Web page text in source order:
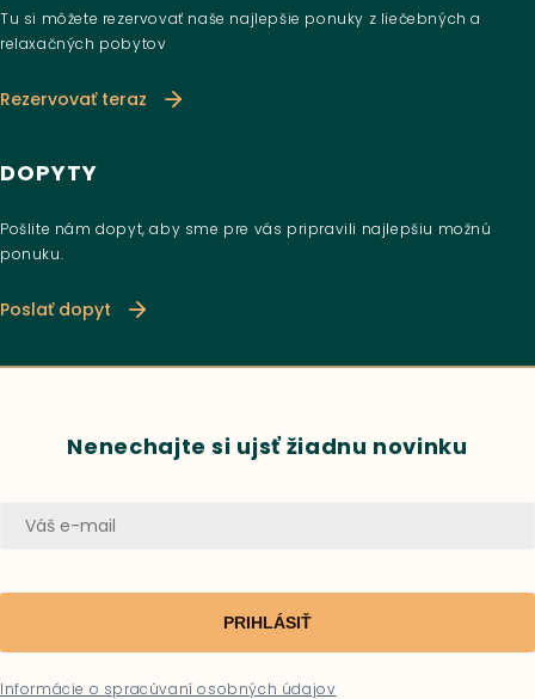
Tu si môžete rezervovať naše najlepšie ponuky z liečebných a
relaxačných pobytov
Rezervovať teraz
DOPYTY
Pošlite nám dopyt, aby sme pre vás pripravili najlepšiu možnú
ponuku.
Poslať dopyt
Nenechajte si ujsť žiadnu novinku
PRIHLÁSIŤ
Informácie o spracúvaní osobných údajov